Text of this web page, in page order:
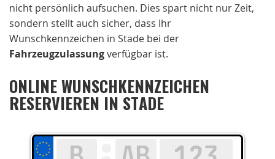
nicht persönlich aufsuchen. Dies spart nicht nur Zeit,
sondern stellt auch sicher, dass Ihr
Wunschkennzeichen in Stade bei der
Fahrzeugzulassungverfügbar ist.
ONLINE WUNSCHKENNZEICHEN
RESERVIEREN IN STADE